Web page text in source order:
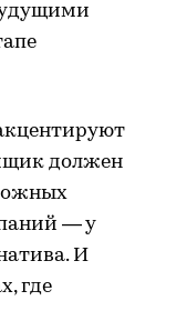
должен
— у
И
где